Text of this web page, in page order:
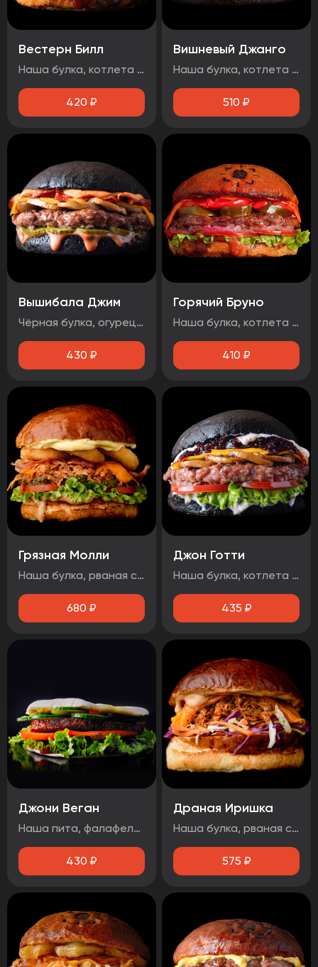
Вестерн Билл
Наша булка, котлета говяжья, луковые кольца, огурец маринованный, бекон, сыр чеддер, соус барбекю.
420 ₽
Вишневый Джанго
Наша булка, котлета говяжья, бекон, огурец маринованный, вишнёвый чатни, сыр чеддер, соус барбекю, чесночный соус, Осторожно! Могут попадаться косточки вишни!
510 ₽
Вышибала Джим
Чёрная булка, огурец маринованный, говядина, грибы, бекон, сыр чеддер, два фирменных соуса
430 ₽
Горячий Бруно
Наша булка, котлета говяжья, помидор, лук маринованный, лист салата, соус барбекю, перец болгарский тушеный, халапеньо, сыр чеддер, острый соус.
410 ₽
Грязная Молли
Наша булка, рваная свинина, лист салата, бекон, огурец маринованный, помидор, сыр чеддер, луковые кольца, соус барбекю, медово-горчичный соус.
680 ₽
Джон Готти
Наша булка, котлета говяжья, помидор, лист салата, соус дорблю, грибы, сыр чеддер, луковый джем, чесночный соус.
435 ₽
Джони Веган
Наша пита, фалафель, лист салата, помидор, свежий огурец, соус 1000 островов.
430 ₽
Драная Иришка
Наша булка, рваная свинина, салат Коул Слоу, сыр чеддер, соус барбекю.
575 ₽